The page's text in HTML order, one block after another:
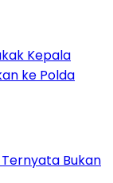
Kepala
ke Polda
Bukan